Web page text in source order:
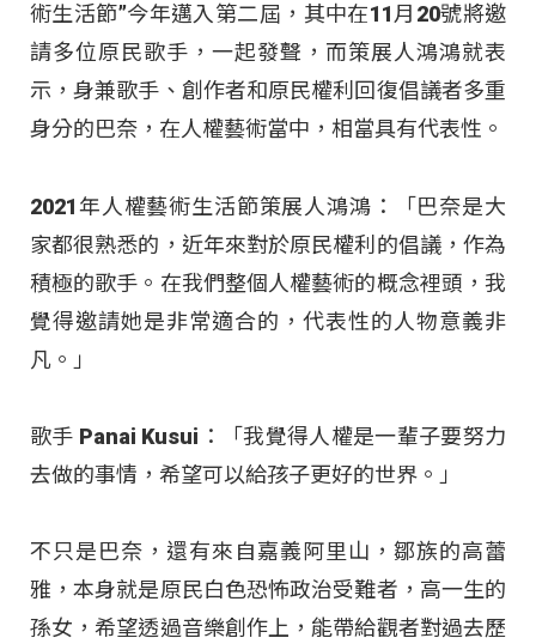
術生活節”今年邁入第二屆，其中在11月20號將邀
請多位原民歌手，一起發聲，而策展人鴻鴻就表
示，身兼歌手、創作者和原民權利回復倡議者多重
身分的巴奈，在人權藝術當中，相當具有代表性。
2021年人權藝術生活節策展人鴻鴻：「巴奈是大
家都很熟悉的，近年來對於原民權利的倡議，作為
積極的歌手。在我們整個人權藝術的概念裡頭，我
覺得邀請她是非常適合的，代表性的人物意義非
凡。」
歌手 Panai Kusui：「我覺得人權是一輩子要努力
去做的事情，希望可以給孩子更好的世界。」
不只是巴奈，還有來自嘉義阿里山，鄒族的高蕾
雅，本身就是原民白色恐怖政治受難者，高一生的
孫女，希望透過音樂創作上，能帶給觀者對過去歷